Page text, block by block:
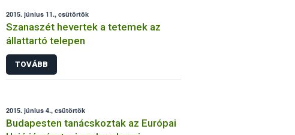
2015. június 11., csütörtök
Szanaszét hevertek a tetemek az
állattartó telepen
TOVÁBB
2015. június 4., csütörtök
Budapesten tanácskoztak az Európai